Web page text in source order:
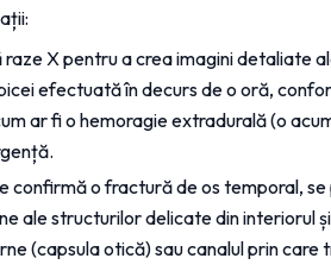
X pentru a crea imagini detaliate
efectuată în decurs de o oră,
ar fi o hemoragie extradurală (o
confirmă o fractură de os temporal,
ale structurilor delicate din interiorul și
(capsula otică) sau canalul prin care